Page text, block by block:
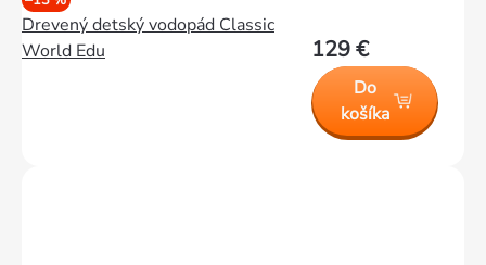
Drevený detský vodopád Classic
World Edu
129 €
Do
košíka